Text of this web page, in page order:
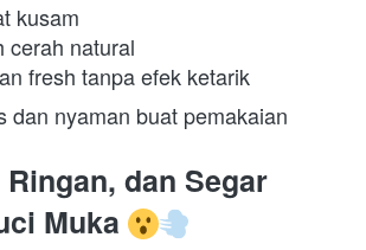
kusam
cerah natural
fresh tanpa efek ketarik
dan nyaman buat pemakaian
dan Segar
Muka